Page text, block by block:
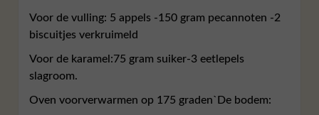
Voor de vulling: 5 appels -150 gram pecannoten -2
biscuitjes verkruimeld
Voor de karamel:75 gram suiker-3 eetlepels
slagroom.
Oven voorverwarmen op 175 graden`De bodem: